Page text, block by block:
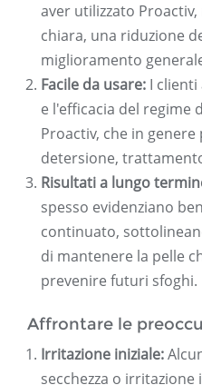
aver utilizzato
chiara, una riduzione
miglioramento
Facile da usare: I clienti
e l'efficacia del regime
Proactiv, che in
detersione,
Risultati a lungo
spesso evidenziano
continuato,
di mantenere la pelle
prevenire futuri sfoghi.
Affrontare le
Irritazione iniziale:
secchezza o irritazione